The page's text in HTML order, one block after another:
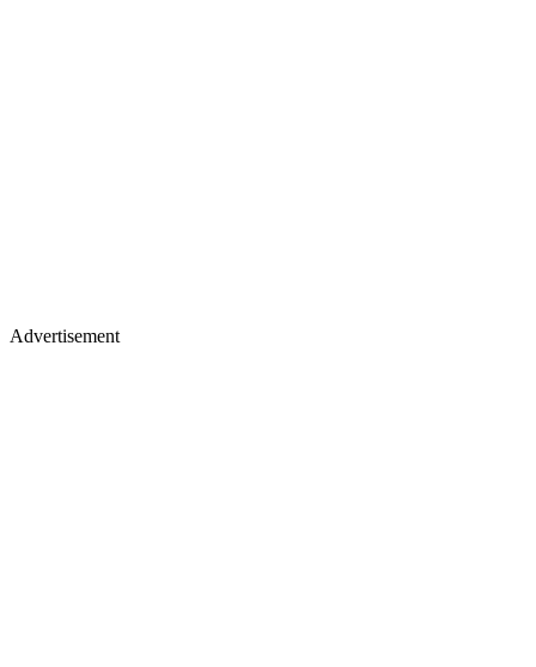
Advertisement